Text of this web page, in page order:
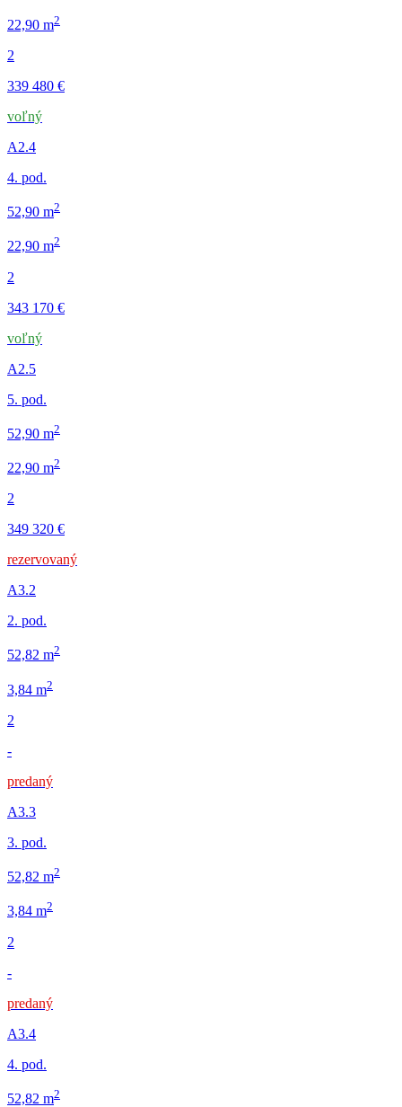
22,90 m2
2
339 480 €
voľný
A2.4
4. pod.
52,90 m2
22,90 m2
2
343 170 €
voľný
A2.5
5. pod.
52,90 m2
22,90 m2
2
349 320 €
rezervovaný
A3.2
2. pod.
52,82 m2
3,84 m2
2
-
predaný
A3.3
3. pod.
52,82 m2
3,84 m2
2
-
predaný
A3.4
4. pod.
52,82 m2